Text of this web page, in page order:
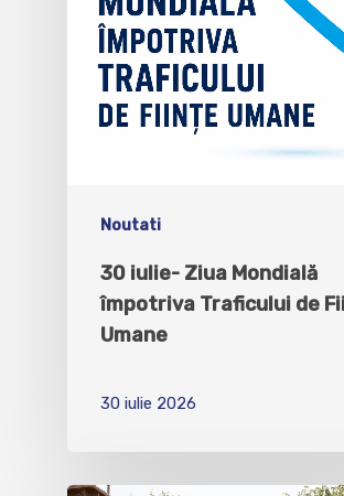
Noutati
30 iulie- Ziua Mondială
împotriva Traficului de
Umane
30 iulie 2026